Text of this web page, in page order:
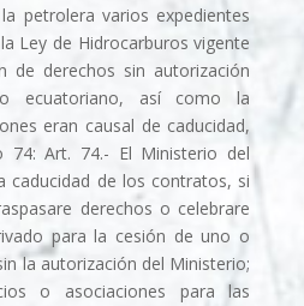
petrolera varios expedientes
Ley de Hidrocarburos vigente
de derechos sin autorización
ecuatoriano, así­ como la
eran causal de caducidad,
74: Art. 74.- El Ministerio del
caducidad de los contratos, si
derechos o celebrare
para la cesión de uno o
la autorización del Ministerio;
o asociaciones para las